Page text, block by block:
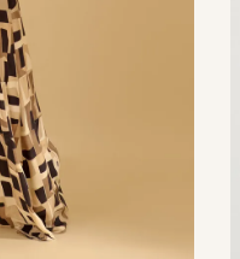
GG